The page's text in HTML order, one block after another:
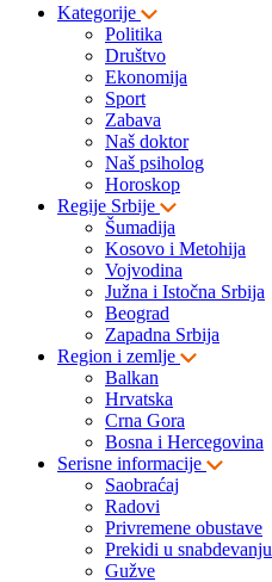
Kategorije
Politika
Društvo
Ekonomija
Sport
Zabava
Naš doktor
Naš psiholog
Horoskop
Regije Srbije
Šumadija
Kosovo i Metohija
Vojvodina
Južna i Istočna Srbija
Beograd
Zapadna Srbija
Region i zemlje
Balkan
Hrvatska
Crna Gora
Bosna i Hercegovina
Serisne informacije
Saobraćaj
Radovi
Privremene obustave
Prekidi u snabdevanju
Gužve